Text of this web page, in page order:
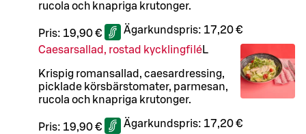
rucola och knapriga krutonger.
Pris: 19,90 € Ägarkundspris: 17,20 €
Caesarsallad, rostad kycklingfiléL
Krispig romansallad, caesardressing,
picklade körsbärstomater, parmesan,
rucola och knapriga krutonger.
Pris: 19,90 € Ägarkundspris: 17,20 €